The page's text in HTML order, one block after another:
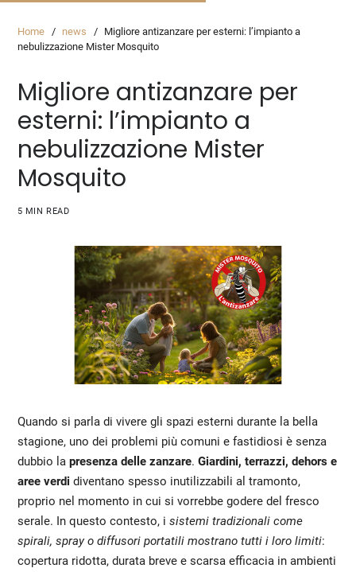
Home news
Migliore antizanzare per esterni: l’impianto a
nebulizzazione Mister Mosquito
Migliore antizanzare per
esterni: l’impianto a
nebulizzazione Mister
Mosquito
5 MIN READ
Quando si parla di vivere gli spazi esterni durante la bella
stagione, uno dei problemi più comuni e fastidiosi è senza
dubbio la presenza delle zanzare. Giardini, terrazzi, dehors e
aree verdi diventano spesso inutilizzabili al tramonto,
proprio nel momento in cui si vorrebbe godere del fresco
serale. In questo contesto, i sistemi tradizionali come
spirali, spray o diffusori portatili mostrano tutti i loro limiti:
copertura ridotta, durata breve e scarsa efficacia in ambienti